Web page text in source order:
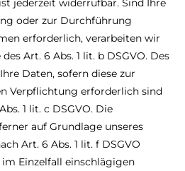
jederzeit widerrufbar. Sind Ihre
oder zur Durchführung
erforderlich, verarbeiten wir
Art. 6 Abs. 1 lit. b DSGVO. Des
Daten, sofern diese zur
Verpflichtung erforderlich sind
1 lit. c DSGVO. Die
auf Grundlage unseres
Art. 6 Abs. 1 lit. f DSGVO
Einzelfall einschlägigen